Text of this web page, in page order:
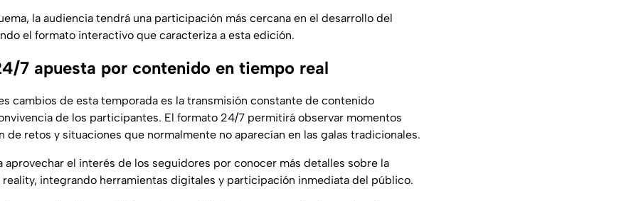
la audiencia tendrá una participación más cercana en el desarrollo del
el formato interactivo que caracteriza a esta edición.
7 apuesta por contenido en tiempo real
cambios de esta temporada es la transmisión constante de contenido
de los participantes. El formato 24/7 permitirá observar momentos
de retos y situaciones que normalmente no aparecían en las galas tradicionales.
aprovechar el interés de los seguidores por conocer más detalles sobre la
integrando herramientas digitales y participación inmediata del público.